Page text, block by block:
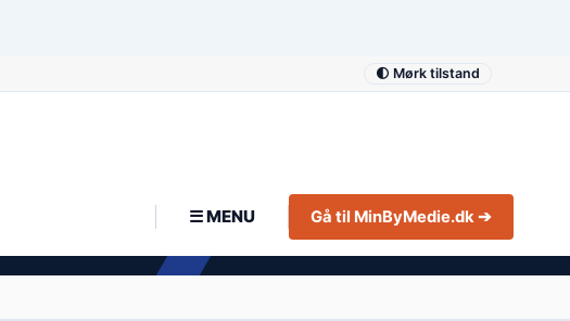
🌓 Mørk tilstand
☰ MENU Gå til MinByMedie.dk ➔